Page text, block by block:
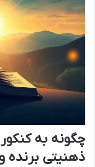
چگونه به
ذهنیتی